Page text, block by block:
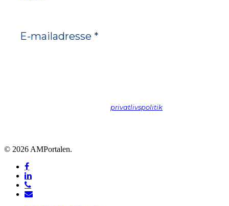
privatlivspolitik
© 2026 AMPortalen.
facebook
linkedin
phone
email